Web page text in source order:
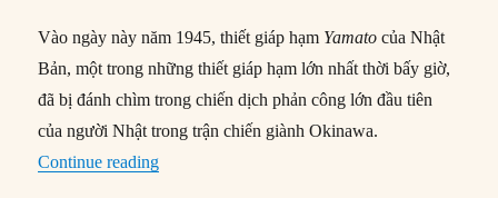
Vào ngày này năm 1945, thiết giáp hạm Yamato của Nhật
Bản, một trong những thiết giáp hạm lớn nhất thời bấy giờ,
đã bị đánh chìm trong chiến dịch phản công lớn đầu tiên
của người Nhật trong trận chiến giành Okinawa.
Continue reading“07/04/1945: Thiết giáp hạm Yamato của Nhật